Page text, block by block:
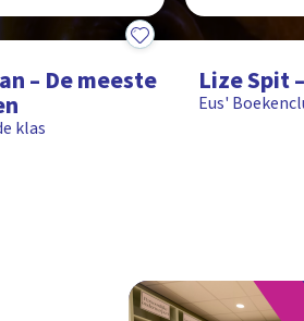
– De meeste
klas
Lize Spit
Eus'
8:58